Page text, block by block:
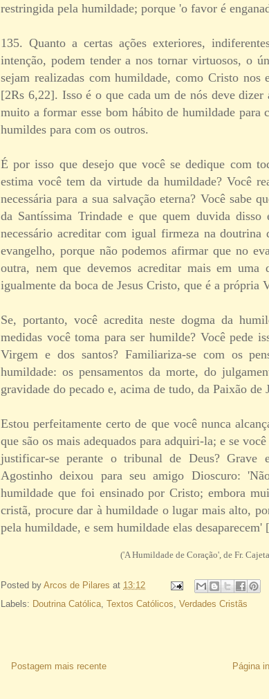
restringida pela humildade; porque 'o favor é
135. Quanto a certas ações exteriores,
intenção, podem tender a nos tornar virtuosos, o
sejam realizadas com humildade, como Cristo nos
[2Rs 6,22]. Isso é o que cada um de nós deve
muito a formar esse bom hábito de humildade para
humildes para com os outros.
É por isso que desejo que você se dedique com
estima você tem da virtude da humildade? Você
necessária para a sua salvação eterna? Você sabe
da Santíssima Trindade e que quem duvida
necessário acreditar com igual firmeza na doutrina
evangelho, porque não podemos afirmar que no
outra, nem que devemos acreditar mais em uma
igualmente da boca de Jesus Cristo, que é a própria
Se, portanto, você acredita neste dogma da
medidas você toma para ser humilde? Você pede
Virgem e dos santos? Familiariza-se com os
humildade: os pensamentos da morte, do
gravidade do pecado e, acima de tudo, da Paixão de
Estou perfeitamente certo de que você nunca
que são os mais adequados para adquiri-la; e se
justificar-se perante o tribunal de Deus? Grave
Agostinho deixou para seu amigo Dioscuro:
humildade que foi ensinado por Cristo; embora
cristã, procure dar à humildade o lugar mais alto,
pela humildade, e sem humildade elas desaparecem' [
('A Humildade de Coração', de Fr.
Posted by Arcos de Pilares at 13:12
Labels: Doutrina Católica Textos Católicos Verdades Cristãs
Postagem mais recente Página